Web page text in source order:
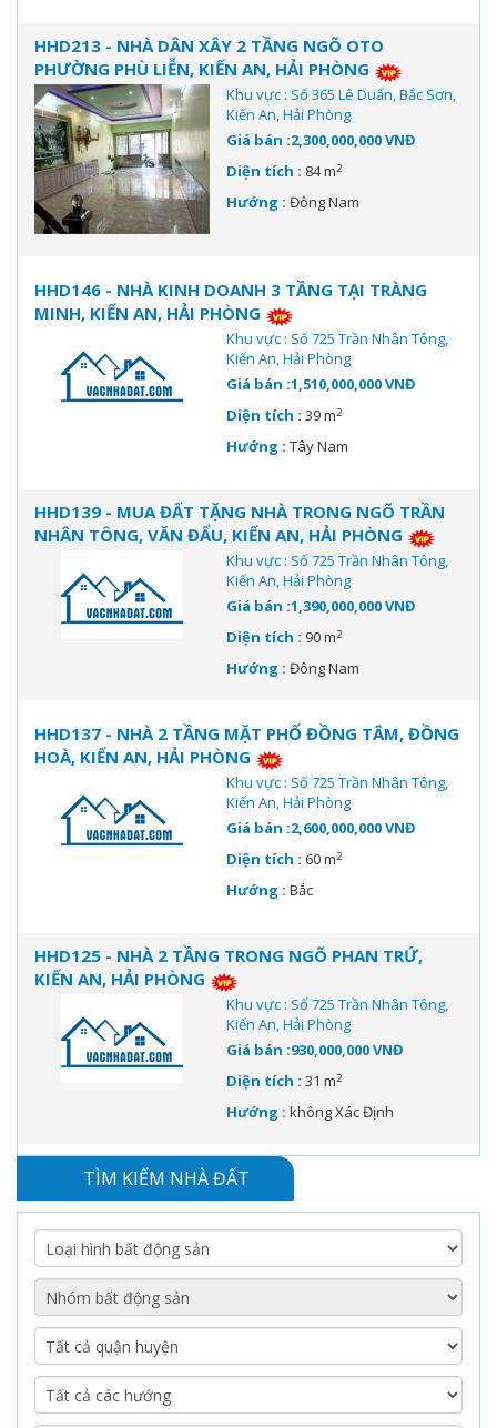
HHD213 - NHÀ DÂN XÂY 2 TẦNG NGÕ OTO
PHƯỜNG PHÙ LIỄN, KIẾN AN, HẢI PHÒNG
Khu vực : Số 365 Lê Duẩn, Bắc Sơn,
Kiến An, Hải Phòng
Giá bán :2,300,000,000 VNĐ
Diện tích : 84 m2
Hướng : Đông Nam
HHD146 - NHÀ KINH DOANH 3 TẦNG TẠI TRÀNG
MINH, KIẾN AN, HẢI PHÒNG
Khu vực : Số 725 Trần Nhân Tông,
Kiến An, Hải Phòng
Giá bán :1,510,000,000 VNĐ
Diện tích : 39 m2
Hướng : Tây Nam
HHD139 - MUA ĐẤT TẶNG NHÀ TRONG NGÕ TRẦN
NHÂN TÔNG, VĂN ĐẨU, KIẾN AN, HẢI PHÒNG
Khu vực : Số 725 Trần Nhân Tông,
Kiến An, Hải Phòng
Giá bán :1,390,000,000 VNĐ
Diện tích : 90 m2
Hướng : Đông Nam
HHD137 - NHÀ 2 TẦNG MẶT PHỐ ĐỒNG TÂM, ĐỒNG
HOÀ, KIẾN AN, HẢI PHÒNG
Khu vực : Số 725 Trần Nhân Tông,
Kiến An, Hải Phòng
Giá bán :2,600,000,000 VNĐ
Diện tích : 60 m2
Hướng : Bắc
HHD125 - NHÀ 2 TẦNG TRONG NGÕ PHAN TRỨ,
KIẾN AN, HẢI PHÒNG
Khu vực : Số 725 Trần Nhân Tông,
Kiến An, Hải Phòng
Giá bán :930,000,000 VNĐ
Diện tích : 31 m2
Hướng : không Xác Định
TÌM KIẾM NHÀ ĐẤT